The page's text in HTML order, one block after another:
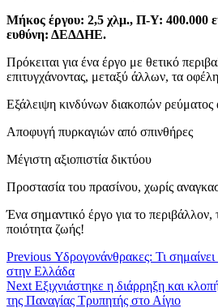
Μήκος έργου: 2,5 χλμ., Π-Υ: 400.000
ευθύνη: ΔΕΔΔΗΕ.
Πρόκειται για ένα έργο με θετικό
επιτυγχάνοντας, μεταξύ άλλων, τα
Εξάλειψη κινδύνων διακοπών
Αποφυγή πυρκαγιών από σπινθήρες
Μέγιστη αξιοπιστία δικτύου
Προστασία του πρασίνου, χωρίς
Ένα σημαντικό έργο για το περιβάλλον,
ποιότητα ζωής!
Continue
Reading
Previous Υδρογονάνθρακες: Τι
στην Ελλάδα
Next Εξιχνιάστηκε η διάρρηξη και
της Παναγίας Τρυπητής στο Αίγιο